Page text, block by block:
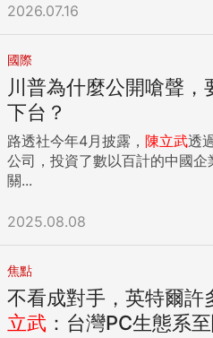
2026.07.16
國際
川普為什麼公開嗆聲，
下台？
路透社今年4月披露， 陳立武透
公司，投資了數以百計的中國
關...
2025.08.08
焦點
不看成對手，英特爾許
立武 ：台灣PC生態系